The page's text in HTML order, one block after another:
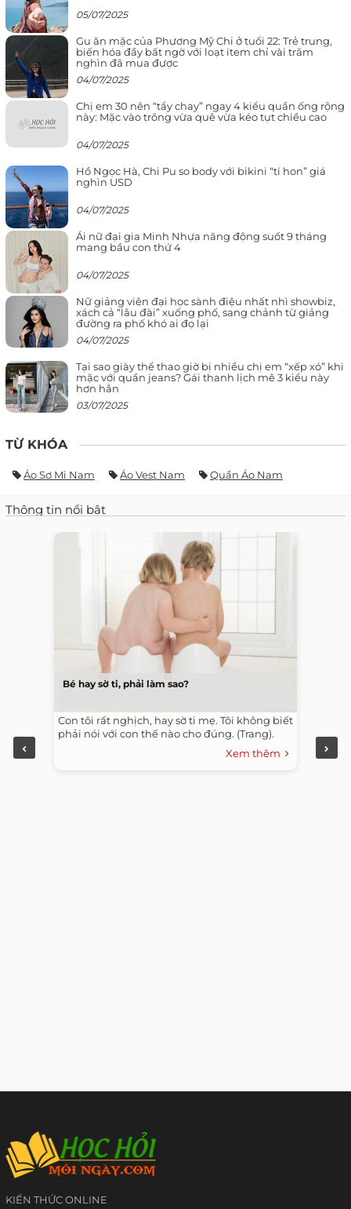
05/07/2025
Gu ăn mặc của Phương Mỹ Chi ở tuổi 22: Trẻ trung,
biến hóa đầy bất ngờ với loạt item chỉ vài trăm
nghìn đã mua được
04/07/2025
Chị em 30 nên “tẩy chay” ngay 4 kiểu quần ống rộng
này: Mặc vào trông vừa quê vừa kéo tụt chiều cao
04/07/2025
Hồ Ngọc Hà, Chi Pu so body với bikini “tí hon” giá
nghìn USD
04/07/2025
Ái nữ đại gia Minh Nhựa năng động suốt 9 tháng
mang bầu con thứ 4
04/07/2025
Nữ giảng viên đại học sành điệu nhất nhì showbiz,
xách cả “lâu đài” xuống phố, sang chảnh từ giảng
đường ra phố khó ai đọ lại
04/07/2025
Tại sao giày thể thao giờ bị nhiều chị em “xếp xó” khi
mặc với quần jeans? Gái thanh lịch mê 3 kiểu này
hơn hẳn
03/07/2025
TỪ KHÓA
Áo Sơ Mi Nam Áo Vest Nam Quần Áo Nam
Thông tin nổi bật
Bé hay sờ ti, phải làm sao?
Con tôi rất nghịch, hay sờ ti mẹ. Tôi không biết
phải nói với con thế nào cho đúng. (Trang).
Xem thêm
KIẾN THỨC ONLINE